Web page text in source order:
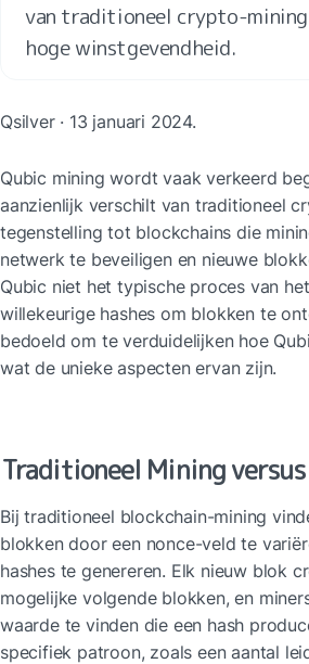
van traditioneel crypto-
hoge winstgevendheid.
Qsilver · 13 januari 2024.
Qubic mining wordt vaak verkeerd
aanzienlijk verschilt van traditioneel
tegenstelling tot blockchains die
netwerk te beveiligen en nieuwe
Qubic niet het typische proces van
willekeurige hashes om blokken te
bedoeld om te verduidelijken hoe
wat de unieke aspecten ervan zijn.
Traditioneel Mining
Bij traditioneel blockchain-mining
blokken door een nonce-veld te
hashes te genereren. Elk nieuw blok
mogelijke volgende blokken, en
waarde te vinden die een hash
specifiek patroon, zoals een aantal